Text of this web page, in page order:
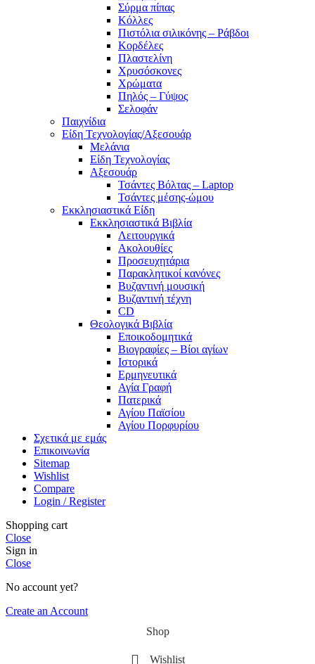
Σύρμα πίπας
Κόλλες
Πιστόλια σιλικόνης – Ράβδοι
Κορδέλες
Πλαστελίνη
Χρυσόσκονες
Χρώματα
Πηλός – Γύψος
Σελοφάν
Παιχνίδια
Είδη Τεχνολογίας/Αξεσουάρ
Μελάνια
Είδη Τεχνολογίας
Αξεσουάρ
Τσάντες Βόλτας – Laptop
Τσάντες μέσης-ώμου
Εκκλησιαστικά Είδη
Εκκλησιαστικά Βιβλία
Λειτουργικά
Ακολουθίες
Προσευχητάρια
Παρακλητικοί κανόνες
Βυζαντινή μουσική
Βυζαντινή τέχνη
CD
Θεολογικά Βιβλία
Εποικοδομητικά
Βιογραφίες – Βίοι αγίων
Ιστορικά
Ερμηνευτικά
Αγία Γραφή
Πατερικά
Αγίου Παϊσίου
Αγίου Πορφυρίου
Σχετικά με εμάς
Επικοινωνία
Sitemap
Wishlist
Compare
Login / Register
Shopping cart
Close
Sign in
Close
No account yet?
Create an Account
Shop
Wishlist